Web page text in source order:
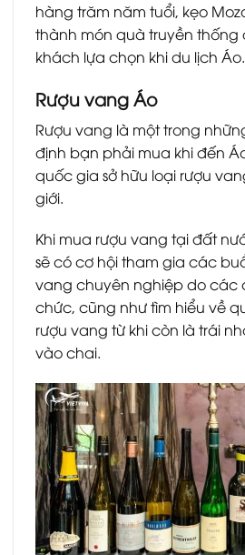
hàng trăm năm tuổi, kẹo
thành món quà truyền thống
khách lựa chọn khi du lịch Áo.
Rượu vang Áo
Rượu vang là một trong
định bạn phải mua khi đến
quốc gia sở hữu loại rượu
giới.
Khi mua rượu vang tại đất
sẽ có cơ hội tham gia các
vang chuyên nghiệp do các
chức, cũng như tìm hiểu về
rượu vang từ khi còn là trái
vào chai.